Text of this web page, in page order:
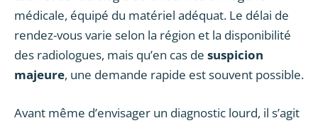
médicale, équipé du matériel adéquat. Le délai de
rendez-vous varie selon la région et la disponibilité
des radiologues, mais qu’en cas de suspicion
majeure, une demande rapide est souvent possible.
Avant même d’envisager un diagnostic lourd, il s’agit